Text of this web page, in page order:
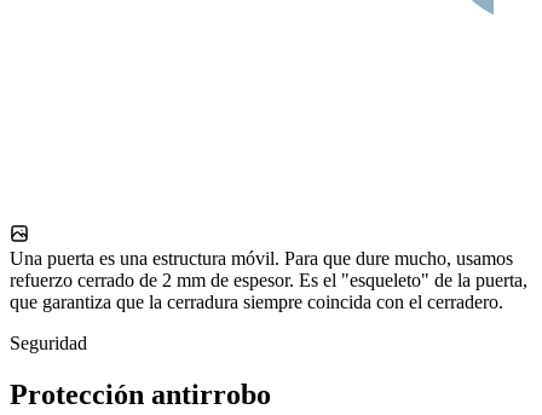
Una puerta es una estructura móvil. Para que dure mucho, usamos
refuerzo cerrado de 2 mm de espesor. Es el "esqueleto" de la puerta,
que garantiza que la cerradura siempre coincida con el cerradero.
Seguridad
Protección antirrobo